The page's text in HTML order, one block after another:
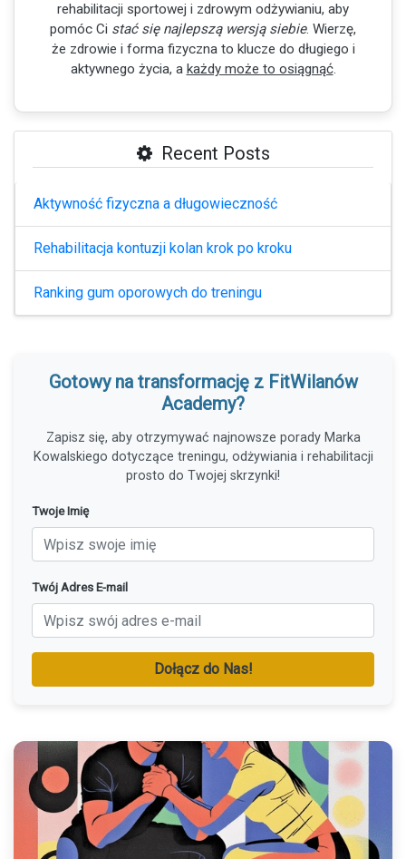
rehabilitacji sportowej i zdrowym odżywianiu, aby
pomóc Ci stać się najlepszą wersją siebie. Wierzę,
że zdrowie i forma fizyczna to klucze do długiego i
aktywnego życia, a każdy może to osiągnąć.
Recent Posts
Aktywność fizyczna a długowieczność
Rehabilitacja kontuzji kolan krok po kroku
Ranking gum oporowych do treningu
Gotowy na transformację z FitWilanów
Academy?
Zapisz się, aby otrzymywać najnowsze porady Marka
Kowalskiego dotyczące treningu, odżywiania i rehabilitacji
prosto do Twojej skrzynki!
Twoje Imię
Twój Adres E-mail
Dołącz do Nas!